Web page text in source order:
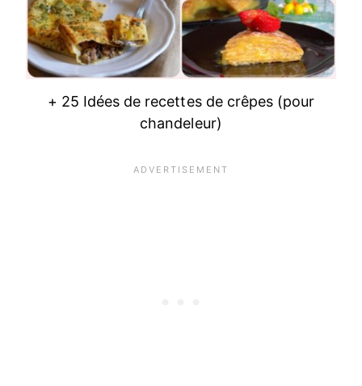
+ 25 Idées de recettes de crêpes (pour
chandeleur)